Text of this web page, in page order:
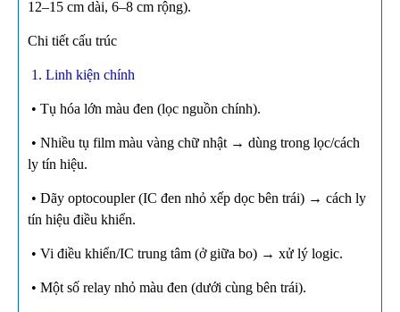
12–15 cm dài, 6–8 cm rộng).
Chi tiết cấu trúc
1. Linh kiện chính
• Tụ hóa lớn màu đen (lọc nguồn chính).
• Nhiều tụ film màu vàng chữ nhật → dùng trong lọc/cách
ly tín hiệu.
• Dãy optocoupler (IC đen nhỏ xếp dọc bên trái) → cách ly
tín hiệu điều khiển.
• Vi điều khiển/IC trung tâm (ở giữa bo) → xử lý logic.
• Một số relay nhỏ màu đen (dưới cùng bên trái).